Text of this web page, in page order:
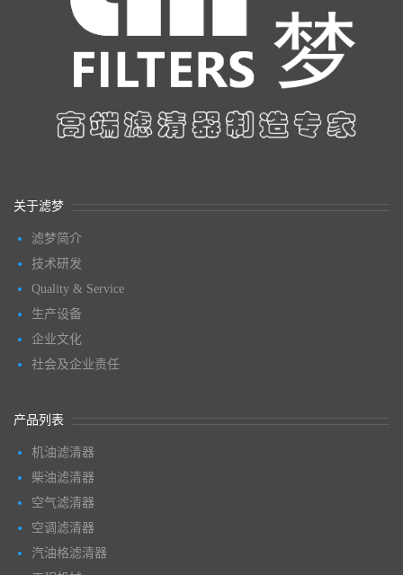
关于滤梦
滤梦简介
技术研发
Quality & Service
生产设备
企业文化
社会及企业责任
产品列表
机油滤清器
柴油滤清器
空气滤清器
空调滤清器
汽油格滤清器